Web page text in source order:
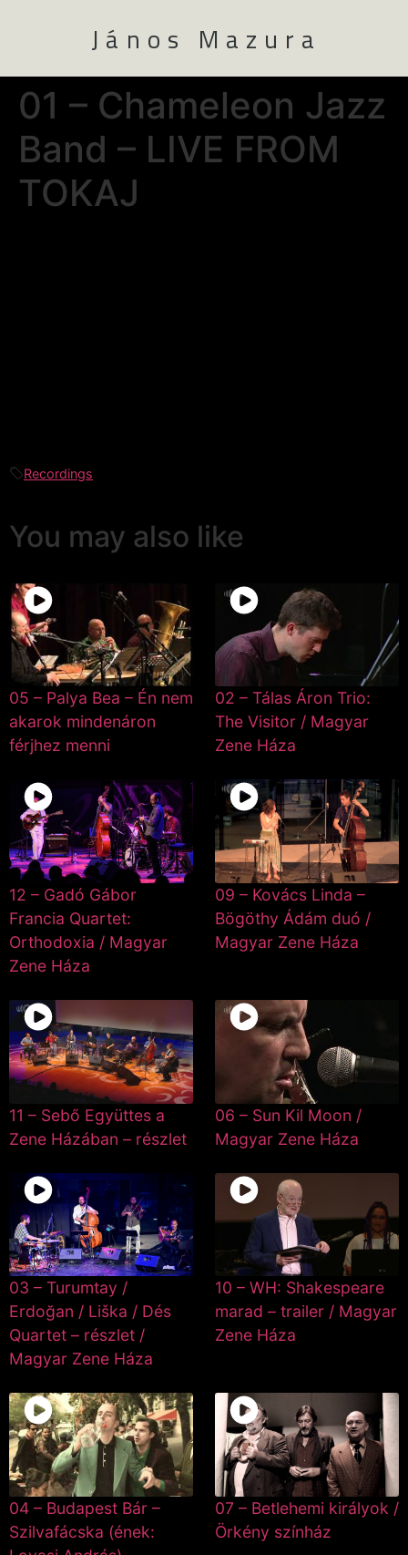
János Mazura
01 – Chameleon Jazz
Band – LIVE FROM
TOKAJ
Recordings
You may also like
05 – Palya Bea – Én nem
akarok mindenáron
férjhez menni
02 – Tálas Áron Trio:
The Visitor / Magyar
Zene Háza
12 – Gadó Gábor
Francia Quartet:
Orthodoxia / Magyar
Zene Háza
09 – Kovács Linda –
Bögöthy Ádám duó /
Magyar Zene Háza
11 – Sebő Együttes a
Zene Házában – részlet
06 – Sun Kil Moon /
Magyar Zene Háza
03 – Turumtay /
Erdoğan / Liška / Dés
Quartet – részlet /
Magyar Zene Háza
10 – WH: Shakespeare
marad – trailer / Magyar
Zene Háza
04 – Budapest Bár –
Szilvafácska (ének:
07 – Betlehemi királyok /
Örkény színház